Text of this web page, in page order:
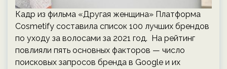
Кадр из фильма «Другая женщина» Платформа
Cosmetify составила список 100 лучших брендов
по уходу за волосами за 2021 год. На рейтинг
повлияли пять основных факторов — число
поисковых запросов бренда в Google и их